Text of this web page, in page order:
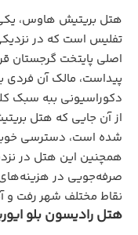
هتل بریتیش هاوس،
تفلیس است که در
اصلی پایتخت گرجستان
پیداست، مالک آن فردی
دکوراسیونی ببه سبک
از آن جایی که هتل
شده است، دسترسی
همچنین این هتل در
صرفه‌جویی در هزینه‌های
نقاط مختلف شهر رفت و
هتل رادیسون بلو